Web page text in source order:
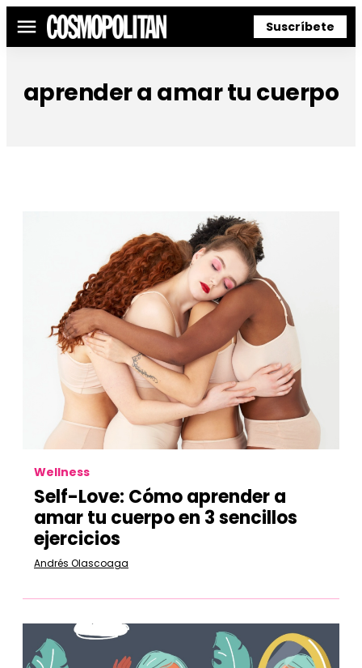
Menú Suscríbete
aprender a amar tu cuerpo
Wellness
Self-Love: Cómo aprender a
amar tu cuerpo en 3 sencillos
ejercicios
Andrés Olascoaga